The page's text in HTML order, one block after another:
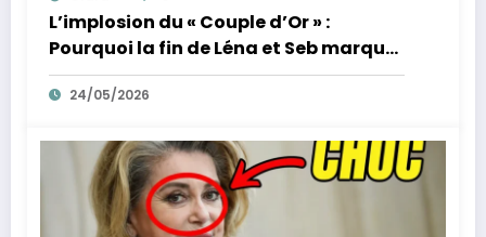
L’implosion du « Couple d’Or » :
Pourquoi la fin de Léna et Seb marque
la fin de l’innocence sur YouTube
24/05/2026